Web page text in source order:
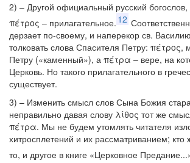
2) – Другой официальный русский богослов,
πέτρος – прилагательное. 12
дерзает по-своему, и наперекор св.
толковать слова Спасителя Петру: πέτρος,
Петру («каменный»), а πέτρα – вере, на
Церковь. Но такого прилагательного в
существует.
3) – Изменить смысл слов Сына Божия
неправильно давая слову λίθος тот же
πέτρα. Мы не будем утомлять читателя
хитросплетений и их рассматриванием; кто
то, и другое в книге «Церковное